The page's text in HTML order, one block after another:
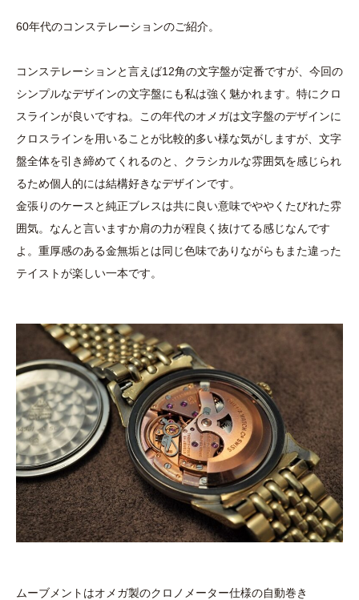
60年代のコンステレーションのご紹介。
コンステレーションと言えば12角の文字盤が定番ですが、今回の
シンプルなデザインの文字盤にも私は強く魅かれます。特にクロ
スラインが良いですね。この年代のオメガは文字盤のデザインに
クロスラインを用いることが比較的多い様な気がしますが、文字
盤全体を引き締めてくれるのと、クラシカルな雰囲気を感じられ
るため個人的には結構好きなデザインです。
金張りのケースと純正ブレスは共に良い意味でややくたびれた雰
囲気。なんと言いますか肩の力が程良く抜けてる感じなんです
よ。重厚感のある金無垢とは同じ色味でありながらもまた違った
テイストが楽しい一本です。
ムーブメントはオメガ製のクロノメーター仕様の自動巻き